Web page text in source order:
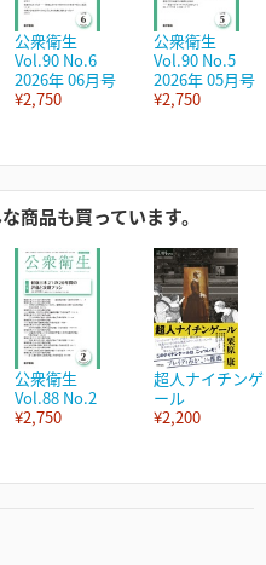
公衆衛生
Vol.90 No.6
2026年 06月号
¥2,750
公衆衛生
Vol.90 No.5
2026年 05月号
¥2,750
商品も買っています。
公衆衛生
Vol.88 No.2
¥2,750
超人ナイチンゲ
ール
¥2,200